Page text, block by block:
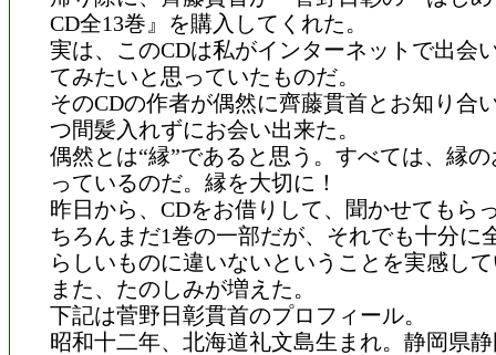
CD全13巻』を購入してくれた。
実は、このCDは私がインターネットで出会
てみたいと思っていたものだ。
そのCDの作者が偶然に齊藤貫首とお知り合
つ間髪入れずにお会い出来た。
偶然とは“縁”であると思う。すべては、縁
っているのだ。縁を大切に！
昨日から、CDをお借りして、聞かせてもら
ちろんまだ1巻の一部だが、それでも十分に
らしいものに違いないということを実感し
また、たのしみが増えた。
下記は菅野日彰貫首のプロフィール。
昭和十二年、北海道礼文島生まれ。静岡県